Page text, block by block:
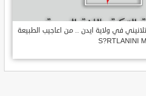
في ولاية ايدن .. من اعاجيب الطبيعة
S?RTLANINI